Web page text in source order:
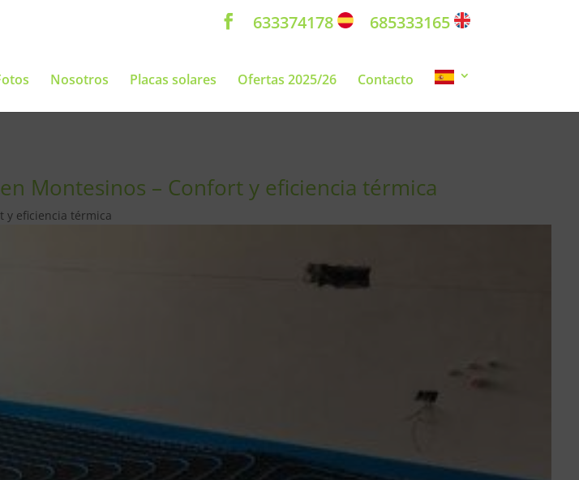
633374178 685333165
Nosotros Placas solares Ofertas 2025/26 Contacto
Montesinos – Confort y eficiencia térmica
y eficiencia térmica